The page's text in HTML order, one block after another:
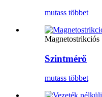
mutass többet
Magnetostrikciós
Szintmérő
mutass többet